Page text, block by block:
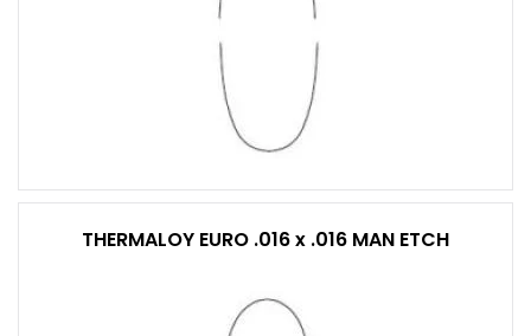
THERMALOY EURO .016 x .016 MAN ETCH